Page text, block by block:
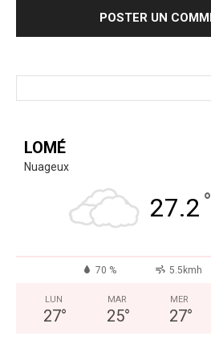
LOMÉ
Nuageux
27.2 °
70 % 5.5kmh
LUN
27°
MAR
25°
MER
27°